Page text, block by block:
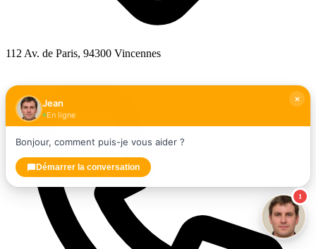
112 Av. de Paris, 94300 Vincennes
1
Jean
En ligne
Bonjour, comment puis-je vous aider ?
Démarrer la conversation